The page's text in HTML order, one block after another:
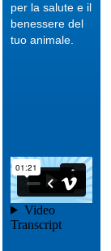
per la salute e il
benessere del
tuo animale.
il video
04/10/
Regalare
04/10/
Garanzie
post
vendita